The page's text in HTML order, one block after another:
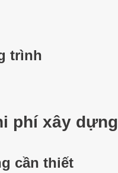
trình
phí xây dựng
cần thiết